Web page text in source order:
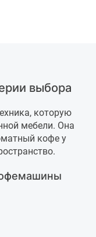
выбора
которую
мебели. Она
кофе у